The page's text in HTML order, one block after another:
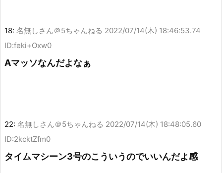
18: 名無しさん＠5ちゃんねる 2022/07/14(木) 18:46:53.74
ID:feki+Oxw0
Aマッソなんだよなぁ
22: 名無しさん＠5ちゃんねる 2022/07/14(木) 18:48:05.60
ID:2kcktZfm0
タイムマシーン3号のこういうのでいいんだよ感